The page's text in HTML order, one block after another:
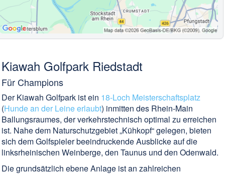
Kiawah Golfpark Riedstadt
Für Champions
Der Kiawah Golfpark ist ein 18-Loch Meisterschaftsplatz
(Hunde an der Leine erlaubt) inmitten des Rhein-Main
Ballungsraumes, der verkehrstechnisch optimal zu erreichen
ist. Nahe dem Naturschutzgebiet „Kühkopf“ gelegen, bieten
sich dem Golfspieler beeindruckende Ausblicke auf die
linksrheinischen Weinberge, den Taunus und den Odenwald.
Die grundsätzlich ebene Anlage ist an zahlreichen